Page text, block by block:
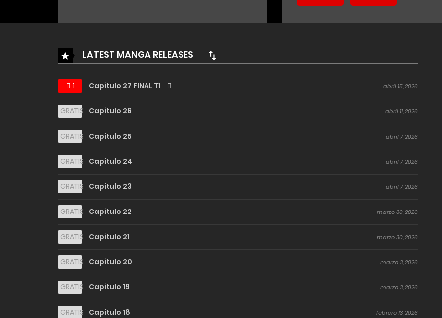
LATEST MANGA RELEASES
1 Capitulo 27 FINAL T1 abril 15, 2026
GRATIS Capitulo 26 abril 11, 2026
GRATIS Capitulo 25 abril 7, 2026
GRATIS Capitulo 24 abril 7, 2026
GRATIS Capitulo 23 abril 7, 2026
GRATIS Capitulo 22 marzo 30, 2026
GRATIS Capitulo 21 marzo 30, 2026
GRATIS Capitulo 20 marzo 3, 2026
GRATIS Capitulo 19 marzo 3, 2026
GRATIS Capitulo 18 febrero 13, 2026